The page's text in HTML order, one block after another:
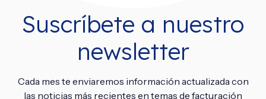
Suscríbete a nuestro
newsletter
Cada mes te enviaremos información actualizada con
las noticias más recientes en temas de facturación